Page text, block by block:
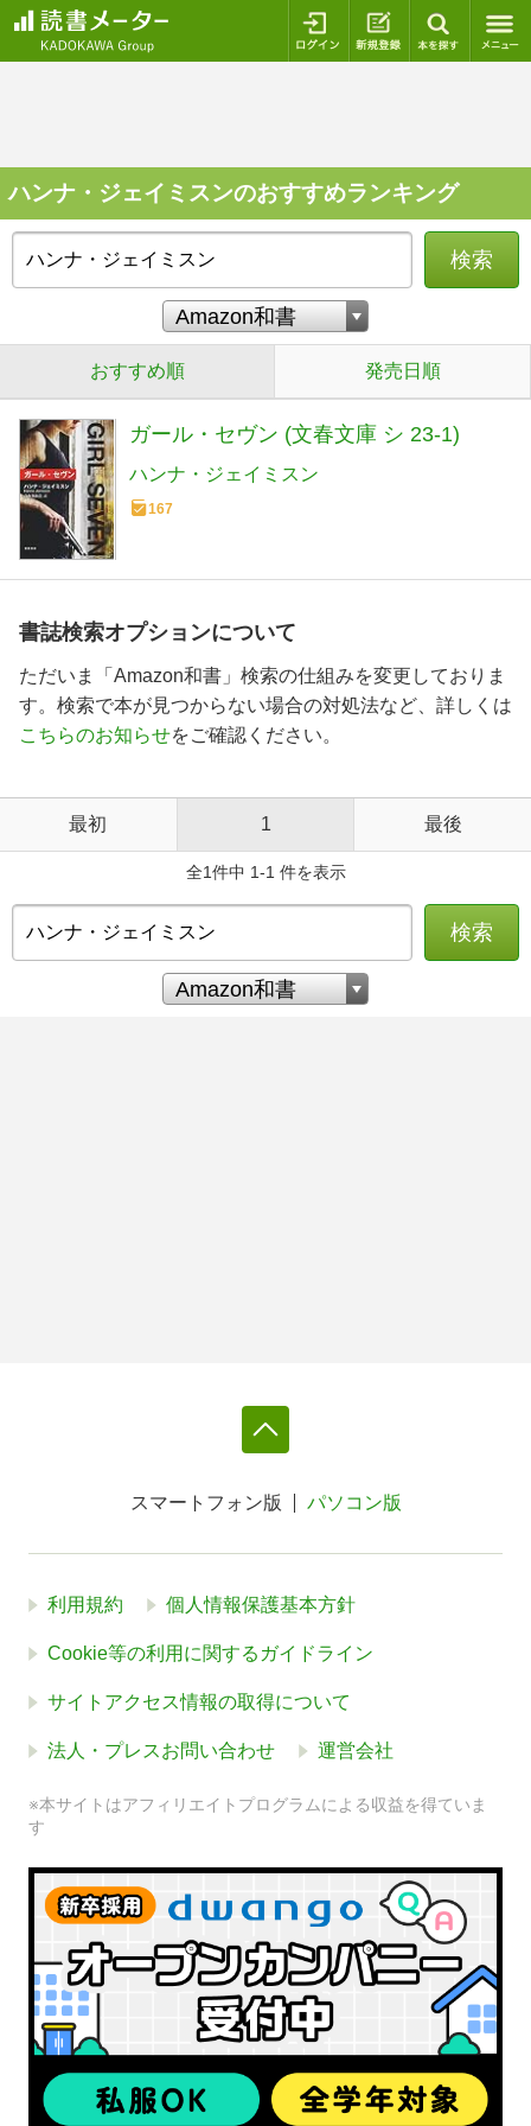
ログイン 新規登録
ハンナ・ジェイミスンのおすすめランキング
検索
おすすめ順 発売日順
ガール・セヴン (文春文庫 シ 23-1)
ハンナ・ジェイミスン
167
書誌検索オプションについて
ただいま「Amazon和書」検索の仕組みを変更しておりま
す。検索で本が見つからない場合の対処法など、詳しくは
こちらのお知らせをご確認ください。
最初 1 最後
全1件中 1-1 件を表示
検索
スマートフォン版 パソコン版
利用規約 個人情報保護基本方針
Cookie等の利用に関するガイドライン
サイトアクセス情報の取得について
法人・プレスお問い合わせ 運営会社
※本サイトはアフィリエイトプログラムによる収益を得ていま
す